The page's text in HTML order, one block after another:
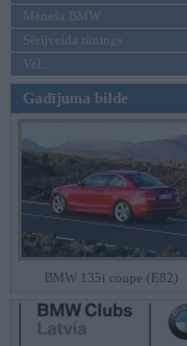
Mēneša BMW
Sērijveida tūnings
Vel...
Gadījuma bilde
BMW 135i coupe (E82)